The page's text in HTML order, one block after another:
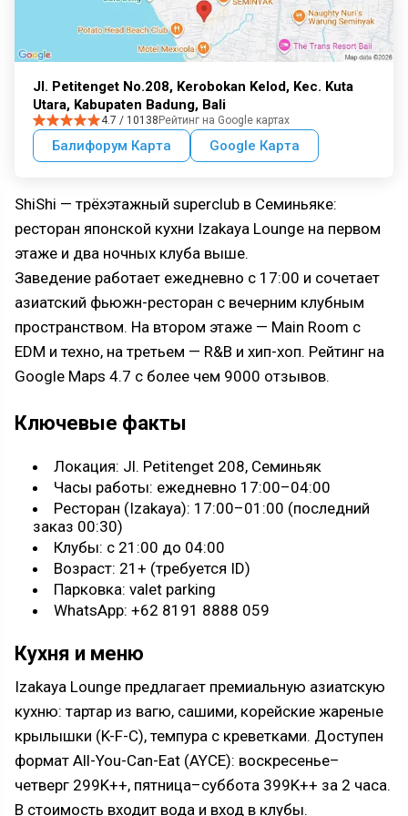
Jl. Petitenget No.208, Kerobokan Kelod, Kec. Kuta
Utara, Kabupaten Badung, Bali
4.7 / 10138 Рейтинг на Google картах
Балифорум Карта Google Карта
ShiShi — трёхэтажный superclub в Семиньяке:
ресторан японской кухни Izakaya Lounge на первом
этаже и два ночных клуба выше.
Заведение работает ежедневно с 17:00 и сочетает
азиатский фьюжн-ресторан с вечерним клубным
пространством. На втором этаже — Main Room с
EDM и техно, на третьем — R&B и хип-хоп. Рейтинг на
Google Maps 4.7 с более чем 9000 отзывов.
Ключевые факты
Локация: Jl. Petitenget 208, Семиньяк
Часы работы: ежедневно 17:00–04:00
Ресторан (Izakaya): 17:00–01:00 (последний
заказ 00:30)
Клубы: с 21:00 до 04:00
Возраст: 21+ (требуется ID)
Парковка: valet parking
WhatsApp: +62 8191 8888 059
Кухня и меню
Izakaya Lounge предлагает премиальную азиатскую
кухню: тартар из вагю, сашими, корейские жареные
крылышки (K-F-C), темпура с креветками. Доступен
формат All-You-Can-Eat (AYCE): воскресенье–
четверг 299K++, пятница–суббота 399K++ за 2 часа.
В стоимость входит вода и вход в клубы.